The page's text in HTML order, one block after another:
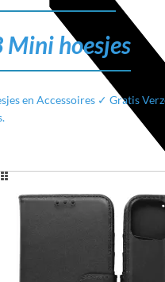
Mini hoesjes
en Accessoires ✓ Gratis